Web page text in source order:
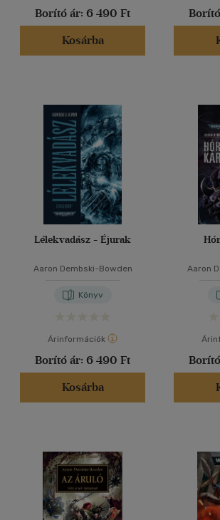
Borító ár: 6 490 Ft
Kosárba
Lélekvadász - Éjurak
Aaron Dembski-Bowden
Könyv
Árinformációk
Borító ár: 6 490 Ft
Kosárba
Aaron